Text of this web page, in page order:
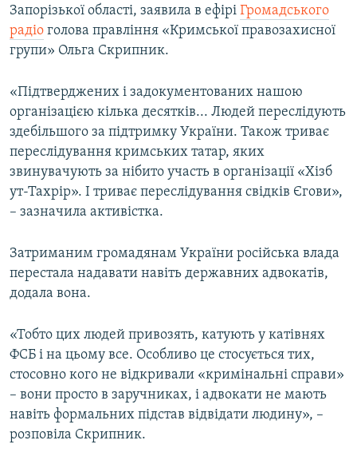
Запорізької області, заявила в ефірі Громадського
радіо голова правління «Кримської правозахисної
групи» Ольга Скрипник.
«Підтверджених і задокументованих нашою
організацією кілька десятків... Людей переслідують
здебільшого за підтримку України. Також триває
переслідування кримських татар, яких
звинувачують за нібито участь в організації «Хізб
ут-Тахрір». І триває переслідування свідків Єгови»,
– зазначила активістка.
Затриманим громадянам України російська влада
перестала надавати навіть державних адвокатів,
додала вона.
«Тобто цих людей привозять, катують у катівнях
ФСБ і на цьому все. Особливо це стосується тих,
стосовно кого не відкривали «кримінальні справи»
– вони просто в заручниках, і адвокати не мають
навіть формальних підстав відвідати людину», –
розповіла Скрипник.